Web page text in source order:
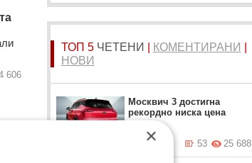
606
ТОП 5 ЧЕТЕНИ КОМЕНТИРАНИ
НОВИ
Москвич 3 достигна
рекордно ниска цена
25 688
53
×